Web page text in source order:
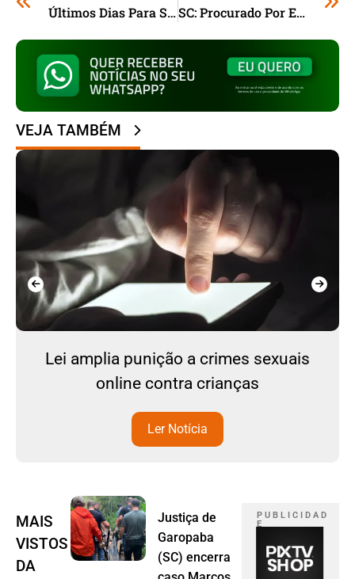
Últimos Dias Para Se Inscrever No Festival Santa Catarina Canta
SC: Procurado Por Estupro De Vulnerável, Homem De 59 Anos É Preso Na BR-101, Em Laguna
VEJA TAMBÉM
Lei amplia punição a crimes sexuais
online contra crianças
Ler Notícia
MAIS
VISTOS
DA
Justiça de
Garopaba
(SC) encerra
P U B L I C I D A D
E